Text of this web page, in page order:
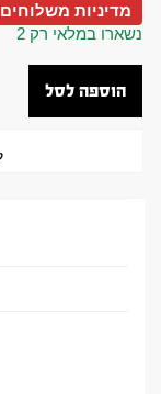
מדיניות משלוחים
נשארו במלאי רק 2
הוספה לסל